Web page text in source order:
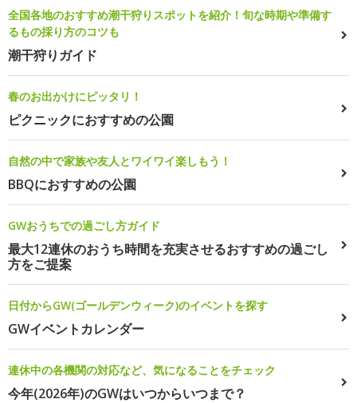
全国各地のおすすめ潮干狩りスポットを紹介！旬な時期や準備す
るもの採り方のコツも
潮干狩りガイド
春のお出かけにピッタリ！
ピクニックにおすすめの公園
自然の中で家族や友人とワイワイ楽しもう！
BBQにおすすめの公園
GWおうちでの過ごし方ガイド
最大12連休のおうち時間を充実させるおすすめの過ごし
方をご提案
日付からGW(ゴールデンウィーク)のイベントを探す
GWイベントカレンダー
連休中の各機関の対応など、気になることをチェック
今年(2026年)のGWはいつからいつまで？